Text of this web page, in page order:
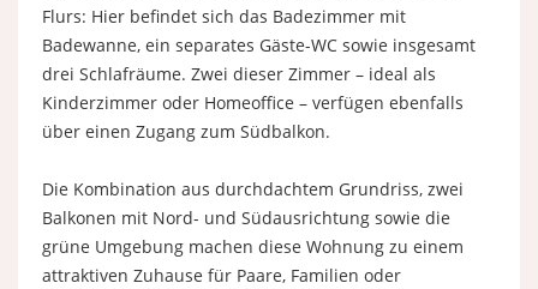
Flurs: Hier befindet sich das Badezimmer mit
Badewanne, ein separates Gäste-WC sowie insgesamt
drei Schlafräume. Zwei dieser Zimmer – ideal als
Kinderzimmer oder Homeoffice – verfügen ebenfalls
über einen Zugang zum Südbalkon.
Die Kombination aus durchdachtem Grundriss, zwei
Balkonen mit Nord- und Südausrichtung sowie die
grüne Umgebung machen diese Wohnung zu einem
attraktiven Zuhause für Paare, Familien oder